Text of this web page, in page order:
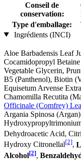
Conseil de
conservation:
Type d'emballage:
Ingrédients (INCI)
Aloe Barbadensis Leaf
Cocamidopropyl
Vegetable Glycerin,
B5 (Panthenol), Biotin
Equisetum Arvense
Chamomilla Recutita
Officinale (Comfrey)
Argania Spinosa
Dehydroacetic Acid,
Hydroxy Citronellal[2],
Alcohol[2],